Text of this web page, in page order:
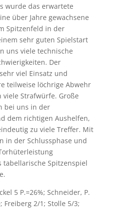
wurde das erwartete
über Jahre gewachsene
Spitzenfeld in der
sehr guten Spielstart
uns viele technische
Der
viel Einsatz und
teilweise löchrige Abwehr
Strafwürfe. Große
bei uns in der
dem richtigen Aushelfen,
zu viele Treffer. Mit
in der Schlussphase und
tabellarische Spitzenspiel
5 P.=26%; Schneider, P.
Freiberg 2/1; Stolle 5/3;